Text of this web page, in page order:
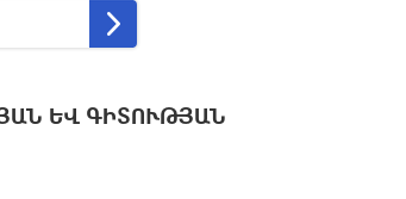
ԵՎ ԳԻՏՈՒԹՅԱՆ